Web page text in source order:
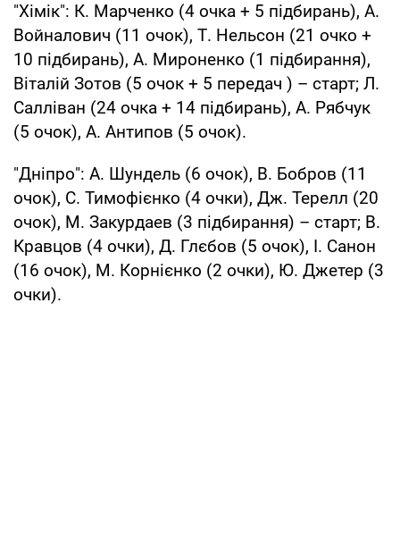
"Хімік": К. Марченко (4 очка + 5 підбирань), А.
Войналович (11 очок), Т. Нельсон (21 очко +
10 підбирань), А. Мироненко (1 підбирання),
Віталій Зотов (5 очок + 5 передач ) – старт; Л.
Салліван (24 очка + 14 підбирань), А. Рябчук
(5 очок), А. Антипов (5 очок).
"Дніпро": А. Шундель (6 очок), В. Бобров (11
очок), С. Тимофієнко (4 очки), Дж. Терелл (20
очок), М. Закурдаев (3 підбирання) – старт; В.
Кравцов (4 очки), Д. Глєбов (5 очок), І. Санон
(16 очок), М. Корнієнко (2 очки), Ю. Джетер (3
очки).